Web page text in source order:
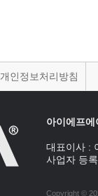
개인정보처리방침
아이에프에
대표이사 :
사업자 등
Copyright ©